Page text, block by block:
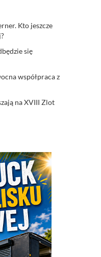
Kto jeszcze
się
współpraca z
na XVIII Zlot